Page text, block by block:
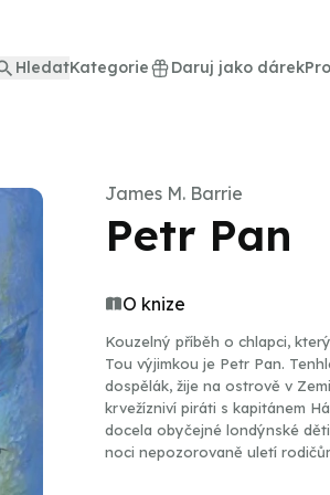
HledatKategorie Daruj jako dárek
James M. Barrie
Petr Pan
O knize
Kouzelný příběh o chlapci,
Tou výjimkou je Petr Pan.
dospělák, žije na ostrově v
krvežízniví piráti s kapitánem
docela obyčejné londýnské
noci nepozorovaně uletí